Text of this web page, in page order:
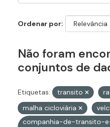
Ordenar por
Não foram
conjuntos de
Etiquetas: transito
malha cicloviária
companhia-de-transito-